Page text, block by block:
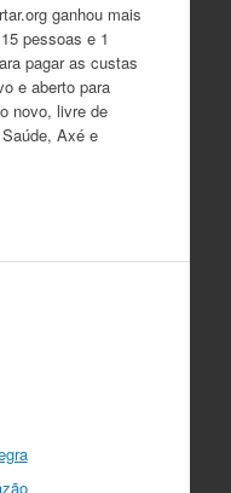
ganhou mais
pessoas e 1
pagar as custas
e aberto para
novo, livre de
Axé e